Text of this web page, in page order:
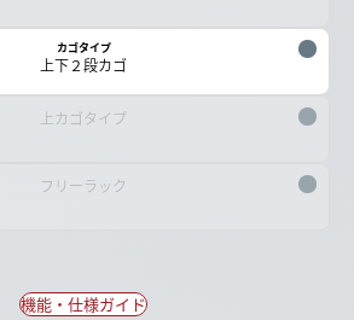
カゴタイプ
上下２段カゴ
上カゴタイプ
フリーラック
機能・仕様ガイド